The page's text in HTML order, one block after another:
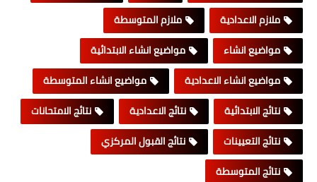
ملازم الاعدادية
ملازم المتوسطة
مواضيع انشاء
مواضيع انشاء الابتدائية
مواضيع انشاء الاعدادية
مواضيع انشاء المتوسطة
نتائج الابتدائية
نتائج الاعدادية
نتائج الامتحانات
نتائج التعيينات
نتائج القبول المركزي
نتائج المتوسطة